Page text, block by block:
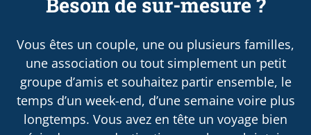
Vous êtes un couple, une ou plusieurs familles,
une association ou tout simplement un petit
groupe d’amis et souhaitez partir ensemble, le
temps d’un week-end, d’une semaine voire plus
longtemps. Vous avez en tête un voyage bien